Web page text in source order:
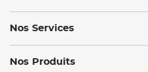
Nos Services
Nos Produits